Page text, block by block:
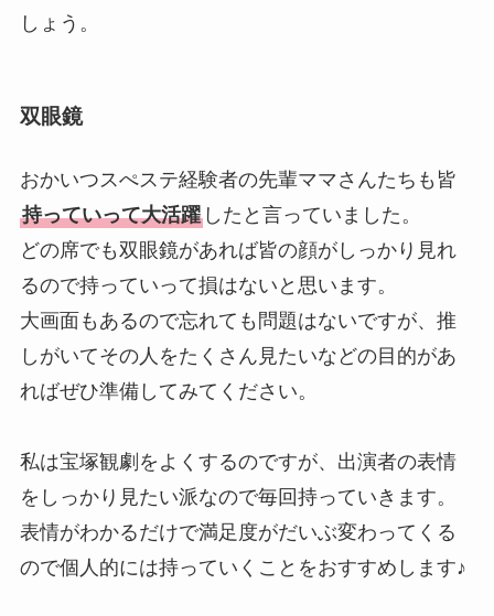
しょう。
双眼鏡
おかいつスぺステ経験者の先輩ママさんたちも皆
持っていって大活躍したと言っていました。
どの席でも双眼鏡があれば皆の顔がしっかり見れ
るので持っていって損はないと思います。
大画面もあるので忘れても問題はないですが、推
しがいてその人をたくさん見たいなどの目的があ
ればぜひ準備してみてください。
私は宝塚観劇をよくするのですが、出演者の表情
をしっかり見たい派なので毎回持っていきます。
表情がわかるだけで満足度がだいぶ変わってくる
ので個人的には持っていくことをおすすめします♪